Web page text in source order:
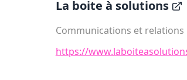
La boite à solutions
Communications et relations
https://